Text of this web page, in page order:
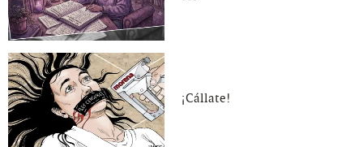
¡Cállate!